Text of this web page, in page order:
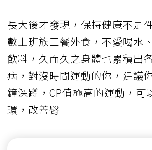
長大後才發現，保持健康不是
數上班族三餐外食，不愛喝水
飲料，久而久之身體也累積出
病，對沒時間運動的你，建議
鐘深蹲，CP值極高的運動，可
環，改善臀